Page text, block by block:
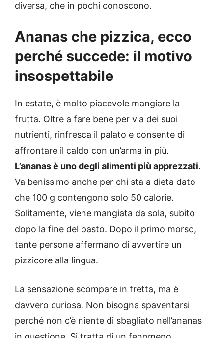
diversa, che in pochi conoscono.
Ananas che pizzica, ecco
perché succede: il motivo
insospettabile
In estate, è molto piacevole mangiare la
frutta. Oltre a fare bene per via dei suoi
nutrienti, rinfresca il palato e consente di
affrontare il caldo con un’arma in più.
L’ananas è uno degli alimenti più apprezzati.
Va benissimo anche per chi sta a dieta dato
che 100 g contengono solo 50 calorie.
Solitamente, viene mangiata da sola, subito
dopo la fine del pasto. Dopo il primo morso,
tante persone affermano di avvertire un
pizzicore alla lingua.
La sensazione scompare in fretta, ma è
davvero curiosa. Non bisogna spaventarsi
perché non c’è niente di sbagliato nell’ananas